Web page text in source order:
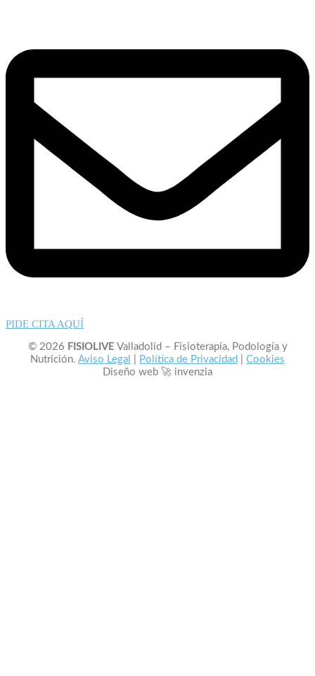
PIDE CITA AQUÍ
© 2026 FISIOLIVE Valladolid – Fisioterapia, Podología y
Nutrición. Aviso Legal Política de Privacidad
Cookies
Diseño web 🚀 invenzia